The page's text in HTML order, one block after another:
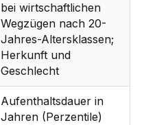
bei wirtschaftlichen
Wegzügen nach 20-
Jahres-Altersklassen;
Herkunft und
Geschlecht
Aufenthaltsdauer in
Jahren (Perzentile)